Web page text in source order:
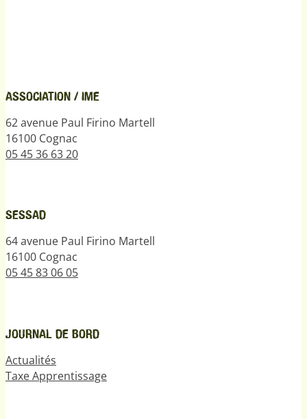
ASSOCIATION / IME
62 avenue Paul Firino Martell
16100 Cognac
05 45 36 63 20
SESSAD
64 avenue Paul Firino Martell
16100 Cognac
05 45 83 06 05
JOURNAL DE BORD
Actualités
Taxe Apprentissage